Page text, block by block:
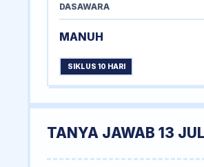
DASAWARA
MANUH
SIKLUS 10 HARI
TANYA JAWAB 13